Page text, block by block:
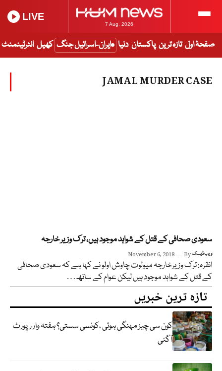
7 Aug, 2026
LIVE
صفحۂ اول تازہ ترین پاکستان دنیا ایران-اسرائیل جنگ کھیل انٹرٹینمنٹ
JAMAL MURDER CASE
سعودی صحافی کے قتل کے شواہد موجود ہیں، ترک وزیر خارجہ
November 6, 2018 Byویب ڈیسک
انقرہ: ترک وزیرخارجہ میولوت چاوش اولو نے کہا ہے کہ سعودی صحافی
کے قتل کے شواہد موجود ہیں لیکن عوام کے ساتھ…
تازہ ترین خبریں
کون سی چیز مہنگی ہوئی ،کونسی سستی؟ ہفتہ وار رپورٹ
آگئی